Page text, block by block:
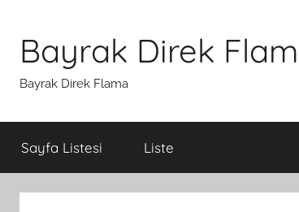
Bayrak Direk
Bayrak Direk Flama
Sayfa Listesi Liste